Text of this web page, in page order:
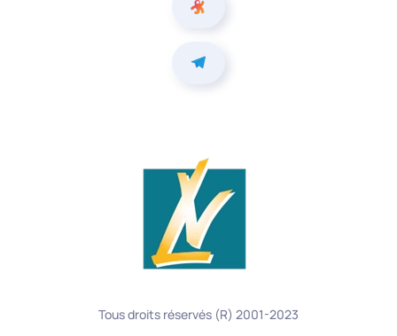
Tous droits réservés (R) 2001-2023